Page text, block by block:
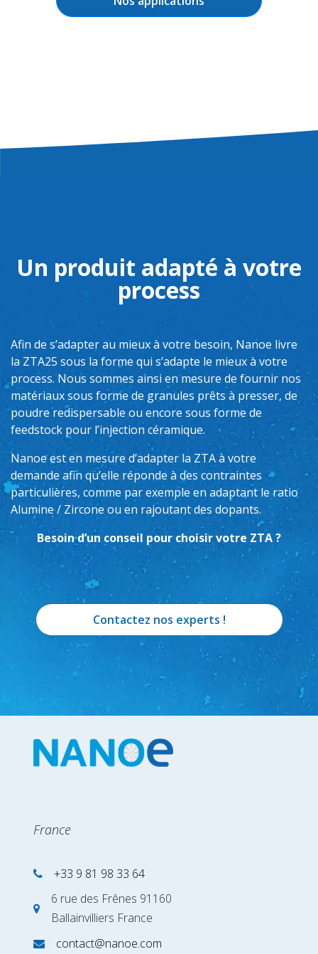
Un produit adapté à votre
process
Afin de s’adapter au mieux à votre besoin, Nanoe livre
la ZTA25 sous la forme qui s’adapte le mieux à votre
process. Nous sommes ainsi en mesure de fournir nos
matériaux sous forme de granules prêts à presser, de
poudre redispersable ou encore sous forme de
feedstock pour l’injection céramique.
Nanoe est en mesure d’adapter la ZTA à votre
demande afin qu’elle réponde à des contraintes
particulières, comme par exemple en adaptant le ratio
Alumine / Zircone ou en rajoutant des dopants.
Besoin d’un conseil pour choisir votre ZTA ?
Contactez nos experts !
France
+33 9 81 98 33 64
6 rue des Frênes 91160
Ballainvilliers France
contact@nanoe.com